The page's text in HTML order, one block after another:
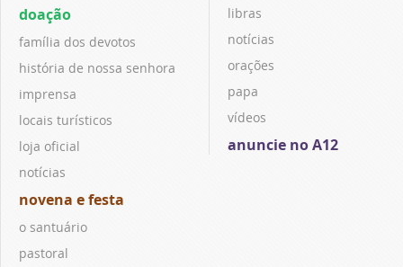
doação
família dos devotos
história de nossa senhora
imprensa
locais turísticos
loja oficial
notícias
novena e festa
o santuário
pastoral
libras
notícias
orações
papa
vídeos
anuncie no A12